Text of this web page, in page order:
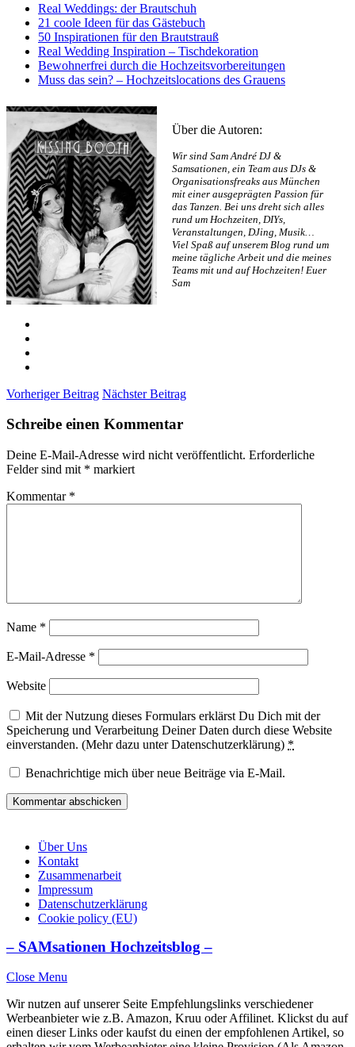
Real Weddings: der Brautschuh
21 coole Ideen für das Gästebuch
50 Inspirationen für den Brautstrauß
Real Wedding Inspiration – Tischdekoration
Bewohnerfrei durch die Hochzeitsvorbereitungen
Muss das sein? – Hochzeitslocations des Grauens
Über die Autoren:
Wir sind Sam André DJ &
Samsationen, ein Team aus DJs &
Organisationsfreaks aus München
mit einer ausgeprägten Passion für
das Tanzen. Bei uns dreht sich alles
rund um Hochzeiten, DIYs,
Veranstaltungen, DJing, Musik…
Viel Spaß auf unserem Blog rund um
meine tägliche Arbeit und die meines
Teams mit und auf Hochzeiten! Euer
Sam
Vorheriger Beitrag Nächster Beitrag
Schreibe einen Kommentar
Deine E-Mail-Adresse wird nicht veröffentlicht. Erforderliche
Felder sind mit * markiert
Kommentar *
Name *
E-Mail-Adresse *
Website
Mit der Nutzung dieses Formulars erklärst Du Dich mit der
Speicherung und Verarbeitung Deiner Daten durch diese Website
einverstanden. (Mehr dazu unter Datenschutzerklärung) *
Benachrichtige mich über neue Beiträge via E-Mail.
Über Uns
Kontakt
Zusammenarbeit
Impressum
Datenschutzerklärung
Cookie policy (EU)
– SAMsationen Hochzeitsblog –
Close Menu
Wir nutzen auf unserer Seite Empfehlungslinks verschiedener
Werbeanbieter wie z.B. Amazon, Kruu oder Affilinet. Klickst du auf
einen dieser Links oder kaufst du einen der empfohlenen Artikel, so